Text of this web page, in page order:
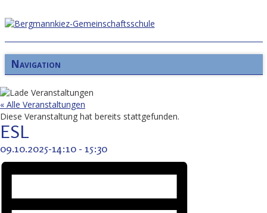
Navigation
« Alle Veranstaltungen
Diese Veranstaltung hat bereits stattgefunden.
ESL
09.10.2025-14:10 - 15:30